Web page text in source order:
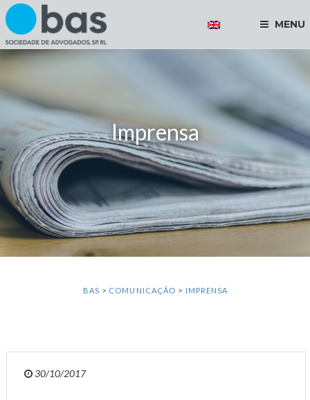
MENU
Imprensa
BAS > COMUNICAÇÃO > IMPRENSA
30/10/2017